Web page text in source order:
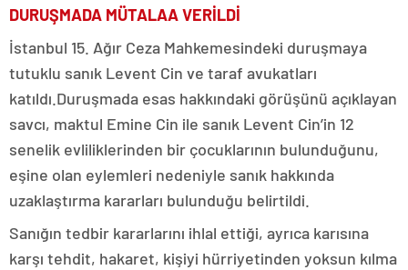
DURUŞMADA MÜTALAA VERİLDİ
İstanbul 15. Ağır Ceza Mahkemesindeki duruşmaya
tutuklu sanık Levent Cin ve taraf avukatları
katıldı.Duruşmada esas hakkındaki görüşünü açıklayan
savcı, maktul Emine Cin ile sanık Levent Cin’in 12
senelik evliliklerinden bir çocuklarının bulunduğunu,
eşine olan eylemleri nedeniyle sanık hakkında
uzaklaştırma kararları bulunduğu belirtildi.
Sanığın tedbir kararlarını ihlal ettiği, ayrıca karısına
karşı tehdit, hakaret, kişiyi hürriyetinden yoksun kılma